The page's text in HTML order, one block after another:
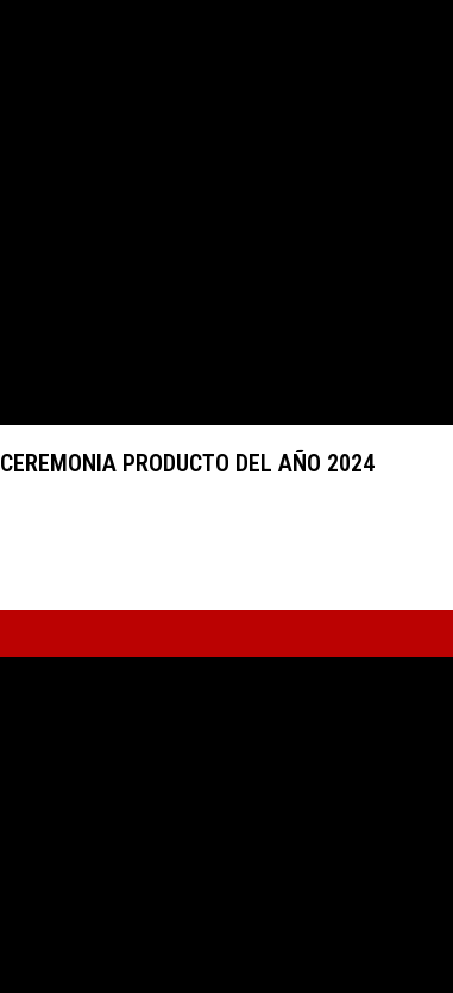
CEREMONIA PRODUCTO DEL AÑO 2024